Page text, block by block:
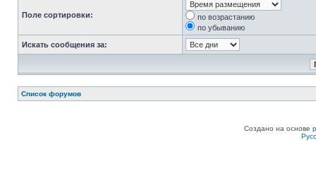
Поле сортировки:
по возрастанию
по убыванию
Искать сообщения за:
Список форумов
Создано на основе